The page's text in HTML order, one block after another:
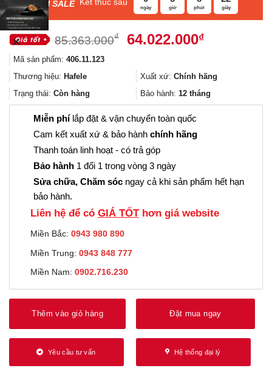
F ASH SALE Kết thúc sau
ngày giờ phút giây
85.363.000₫
Giá
85.363.000₫.
64.022.000₫Giá
là:
Mã sản phẩm: 406.11.123
Thương hiệu: Hafele Xuất xứ: Chính hãng
Trạng thái: Còn hàng Bảo hành: 12 tháng
Miễn phílắp đặt & vận chuyển toàn quốc
Cam kết xuất xứ & bảo hành chính hãng
Thanh toán linh hoạt - có trả góp
Bảo hành 1 đổi 1 trong vòng 3 ngày
Sửa chữa, Chăm sóc ngay cả khi sản phẩm hết hạn
bảo hành.
Liên hệ để có GIÁ TỐThơn giá website
Miền Bắc: 0943 980 890
Miền Trung: 0943 848 777
Miền Nam: 0902.716.230
Thêm vào giỏ hàng Đặt mua ngay
Yêu cầu tư vấn Hệ thống đại lý
✕